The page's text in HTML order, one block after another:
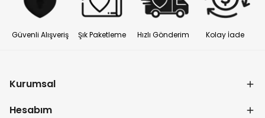
Güvenli Alışveriş Şık Paketleme Hızlı Gönderim Kolay İade
Kurumsal
Hesabım